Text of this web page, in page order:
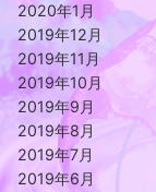
2020年1月
2019年12月
2019年11月
2019年10月
2019年9月
2019年8月
2019年7月
2019年6月